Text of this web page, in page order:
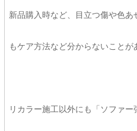
新品購入時など、目立つ傷や色
もケア方法など分からないことが
リカラー施工以外にも「ソファー